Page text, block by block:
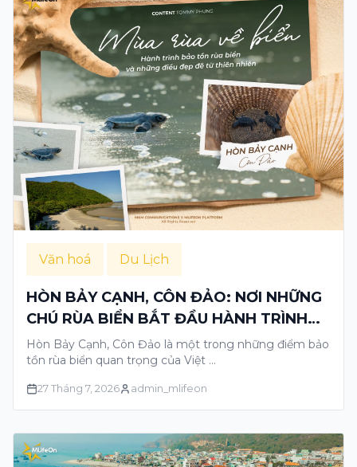
Văn hoá Du Lịch
HÒN BẢY CẠNH, CÔN ĐẢO: NƠI NHỮNG
CHÚ RÙA BIỂN BẮT ĐẦU HÀNH TRÌNH
TRỞ VỀ BIỂN
Hòn Bảy Cạnh, Côn Đảo là một trong những điểm bảo
tồn rùa biển quan trọng của Việt …
27 Tháng 7, 2026 admin_mlifeon